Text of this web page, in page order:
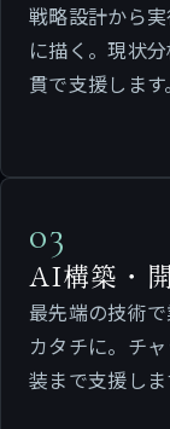
戦略設計から
に描く。現状
貫で支援します。
03
AI構築・
最先端の技術
カタチに。チ
装まで支援しま